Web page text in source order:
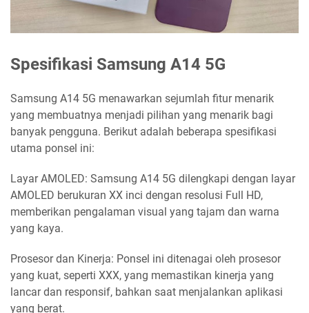
Spesifikasi Samsung A14 5G
Samsung A14 5G menawarkan sejumlah fitur menarik
yang membuatnya menjadi pilihan yang menarik bagi
banyak pengguna. Berikut adalah beberapa spesifikasi
utama ponsel ini:
Layar AMOLED: Samsung A14 5G dilengkapi dengan layar
AMOLED berukuran XX inci dengan resolusi Full HD,
memberikan pengalaman visual yang tajam dan warna
yang kaya.
Prosesor dan Kinerja: Ponsel ini ditenagai oleh prosesor
yang kuat, seperti XXX, yang memastikan kinerja yang
lancar dan responsif, bahkan saat menjalankan aplikasi
yang berat.